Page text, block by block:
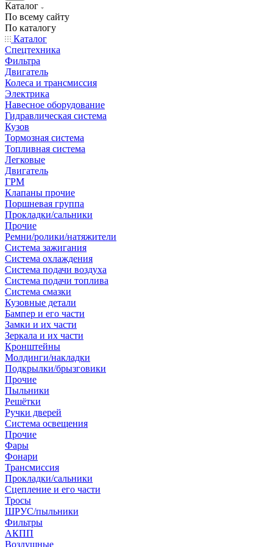
Каталог
По всему сайту
По каталогу
Каталог
Спецтехника
Фильтра
Двигатель
Колеса и трансмиссия
Электрика
Навесное оборудование
Гидравлическая система
Кузов
Тормозная система
Топливная система
Легковые
Двигатель
ГРМ
Клапаны прочие
Поршневая группа
Прокладки/сальники
Прочие
Ремни/ролики/натяжители
Система зажигания
Система охлаждения
Система подачи воздуха
Система подачи топлива
Система смазки
Кузовные детали
Бампер и его части
Замки и их части
Зеркала и их части
Кронштейны
Молдинги/накладки
Подкрылки/брызговики
Прочие
Пыльники
Решётки
Ручки дверей
Система освещения
Прочие
Фары
Фонари
Трансмиссия
Прокладки/сальники
Сцепление и его части
Тросы
ШРУС/пыльники
Фильтры
АКПП
Воздушные